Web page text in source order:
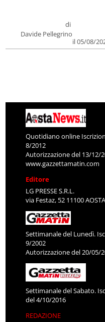
di
Davide Pellegrino
il 05/08/
Quotidiano online
8/2012
Autorizzazione del 13/12/
www.gazzettamatin.com
Editore
LG PRESSE S.R.L.
via Festaz, 52 11100 AOSTA
Settimanale del Lunedì.
9/2002
Autorizzazione del 20/05/
Settimanale del Sabato.
del 4/10/2016
REDAZIONE